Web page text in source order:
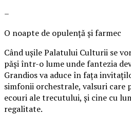
–
O noapte de opulență și farmec
Când ușile Palatului Culturii se
păși într-o lume unde fantezia
Grandios va aduce în fața
simfonii orchestrale, valsuri care
ecouri ale trecutului, și cine cu
regalitate.